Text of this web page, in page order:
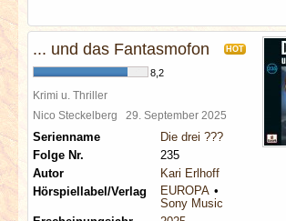
... und das Fantasmofon HOT
8,2
Krimi u. Thriller
Nico Steckelberg 29. September 2025
Serienname
Die drei ???
Folge Nr.
235
Autor
Kari Erlhoff
Hörspiellabel/Verlag
EUROPA
Sony Music